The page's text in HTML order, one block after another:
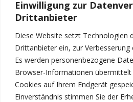
Einwilligung zur
Drittanbieter
Diese Website setzt Technologien
Drittanbieter ein, zur Verbesserung
Es werden personenbezogene
Browser-Informationen übermittelt
Cookies auf Ihrem Endgerät
Einverständnis stimmen Sie der
Kleingruppenunterricht erfolgreich auf
vor.
Zentrale:
Wilmersdorfer Straße 145/146,
10585 Berlin